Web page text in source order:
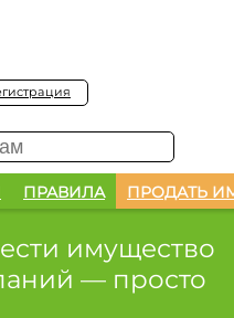
ПРАВИЛА ПРОДАТЬ
имущество
— просто
изъятого а/м